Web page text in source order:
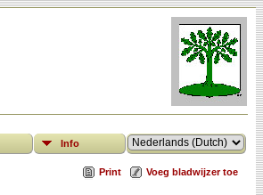
Info
Print Voeg bladwijzer toe